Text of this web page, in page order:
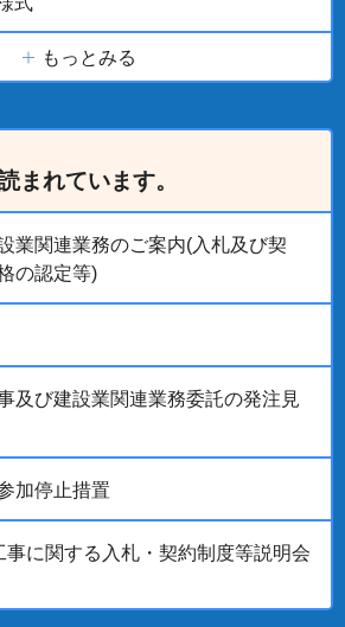
もっとみる
まれています。
業関連業務のご案内(入札及び契
の認定等)
及び建設業関連業務委託の発注見
加停止措置
事に関する入札・契約制度等説明会